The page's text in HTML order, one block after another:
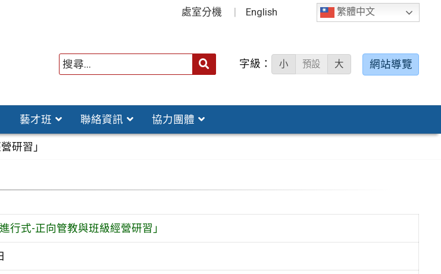
繁體中文
處室分機 English
字級： 小 預設 大 網站導覽
藝才班 聯絡資訊 協力團體
研習」
進行式-正向管教與班級經營研習」